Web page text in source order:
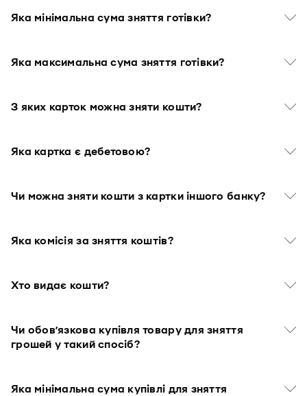
Яка мінімальна сума зняття готівки?
Яка максимальна сума зняття готівки?
З яких карток можна зняти кошти?
Яка картка є дебетовою?
Чи можна зняти кошти з картки іншого банку?
Яка комісія за зняття коштів?
Хто видає кошти?
Чи обов’язкова купівля товару для зняття
грошей у такий спосіб?
Яка мінімальна сума купівлі для зняття